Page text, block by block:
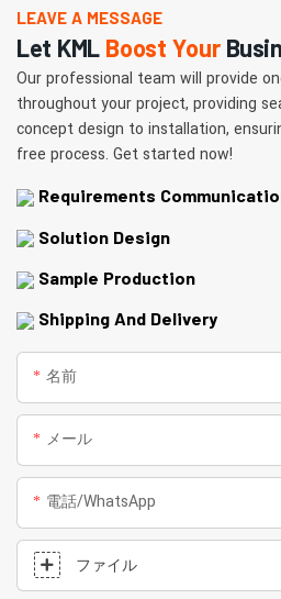
LEAVE A MESSAGE
Let KML Boost Your
Our professional team will provide
throughout your project, providing
concept design to installation,
free process. Get started now!
Requirements
Solution Design
Sample Production
Shipping And Delivery
名前
メール
電話/WhatsApp
ファイル